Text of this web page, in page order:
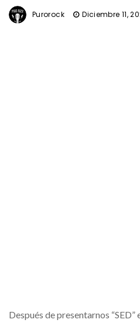
Purorock Diciembre 11,
Después de presentarnos